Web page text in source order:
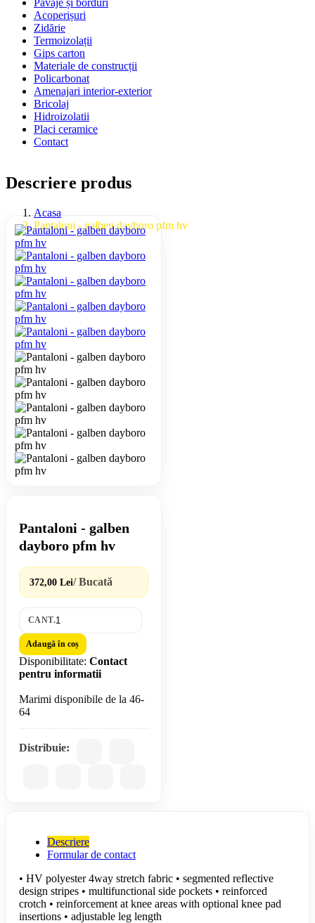
Acoperișuri
Zidărie
Termoizolații
Gips carton
Materiale de construcții
Policarbonat
Amenajari interior-exterior
Bricolaj
Hidroizolatii
Placi ceramice
Contact
Descriere produs
Acasa
Pantaloni - galben dayboro pfm hv
Pantaloni - galben
dayboro pfm hv
372,00 Lei/ Bucată
CANT.
Adaugă în coș
Disponibilitate: Contact
pentru informatii
Marimi disponibile de la 46-
Distribuie:
Descriere
Formular de contact
• HV polyester 4way stretch fabric • segmented reflective
design stripes • multifunctional side pockets • reinforced
crotch • reinforcement at knee areas with optional knee pad
insertions • adjustable leg length